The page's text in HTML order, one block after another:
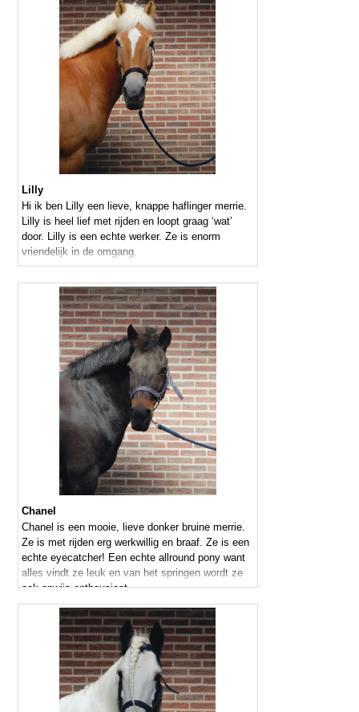
Lilly
Hi ik ben Lilly een lieve, knappe haflinger merrie.
Lilly is heel lief met rijden en loopt graag ‘wat’
door. Lilly is een echte werker. Ze is enorm
vriendelijk in de omgang.
Chanel
Chanel is een mooie, lieve donker bruine merrie.
Ze is met rijden erg werkwillig en braaf. Ze is een
echte eyecatcher! Een echte allround pony want
alles vindt ze leuk en van het springen wordt ze
ook onwijs enthousiast.